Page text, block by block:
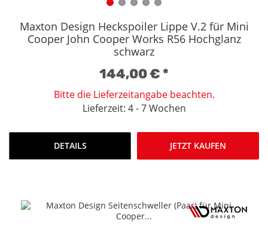
Maxton Design Heckspoiler Lippe V.2 für Mini
Cooper John Cooper Works R56 Hochglanz
schwarz
144,00 €*
Bitte die Lieferzeitangabe beachten.
Lieferzeit: 4 - 7 Wochen
DETAILS JETZT KAUFEN